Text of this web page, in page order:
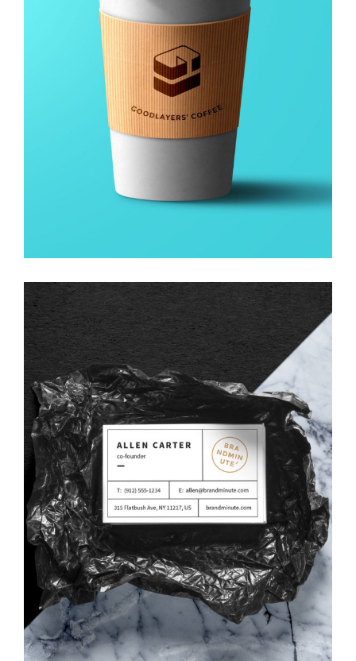
GALLERY WITH HORIZONTAL INFO
Advertise Social
VIDEO WITH VERTICAL INFO
Business Card